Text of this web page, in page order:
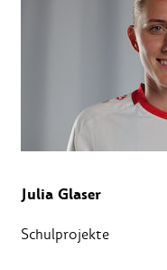
Julia Glaser
Schulprojekte